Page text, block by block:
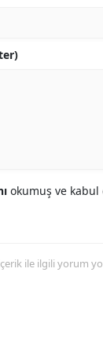
okumuş ve kabul
ile ilgili yorum